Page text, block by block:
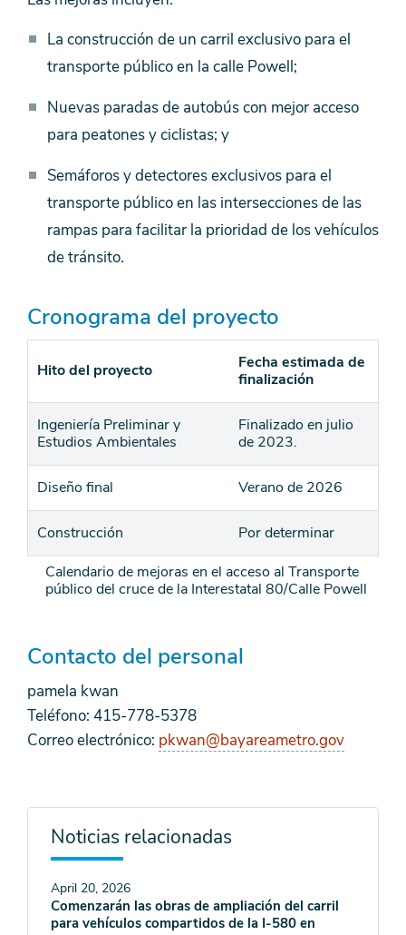
La construcción de un carril exclusivo para el
transporte público en la calle Powell;
Nuevas paradas de autobús con mejor acceso
para peatones y ciclistas; y
Semáforos y detectores exclusivos para el
transporte público en las intersecciones de las
rampas para facilitar la prioridad de los vehículos
de tránsito.
Cronograma del proyecto
Calendario de mejoras en el acceso al Transporte
público del cruce de la Interestatal 80/Calle Powell
Hito del proyecto
Fecha estimada de
finalización
Ingeniería Preliminar y
Estudios Ambientales
Finalizado en julio
de 2023.
Diseño final Verano de 2026
Construcción Por determinar
Contacto del personal
pamela kwan
Teléfono: 415-778-5378
Correo electrónico: pkwan@bayareametro.gov
Noticias relacionadas
April 20, 2026
Comenzarán las obras de ampliación del carril
para vehículos compartidos de la I-580 en